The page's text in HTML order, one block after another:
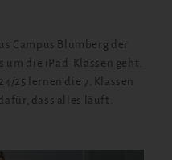
Campus Blumberg der
die iPad-Klassen geht.
25 lernen die 7. Klassen
dass alles läuft.